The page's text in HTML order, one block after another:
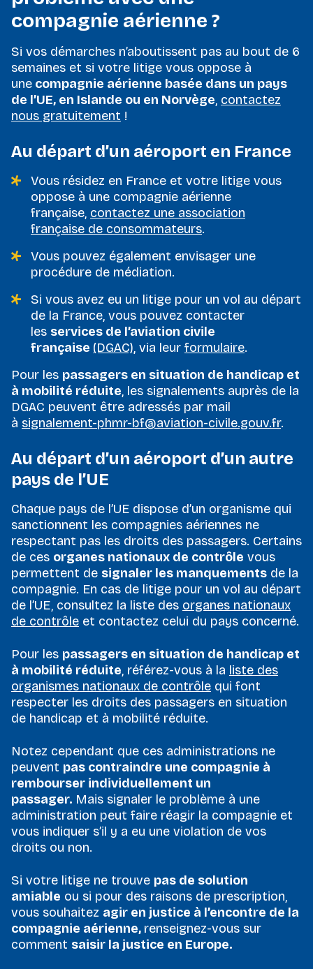
compagnie aérienne ?
Si vos démarches n’aboutissent pas au bout de 6
semaines et si votre litige vous oppose à
une compagnie aérienne basée dans un pays
de l’UE, en Islande ou en Norvège, contactez
nous gratuitement !
Au départ d’un aéroport en France
Vous résidez en France et votre litige vous
oppose à une compagnie aérienne
française, contactez une association
française de consommateurs.
Vous pouvez également envisager une
procédure de médiation.
Si vous avez eu un litige pour un vol au départ
de la France, vous pouvez contacter
les services de l’aviation civile
française (DGAC), via leur formulaire.
Pour les passagers en situation de handicap et
à mobilité réduite, les signalements auprès de la
DGAC peuvent être adressés par mail
à signalement-phmr-bf@aviation-civile.gouv.fr.
Au départ d’un aéroport d’un autre
pays de l’UE
Chaque pays de l’UE dispose d’un organisme qui
sanctionnent les compagnies aériennes ne
respectant pas les droits des passagers. Certains
de ces organes nationaux de contrôle vous
permettent de signaler les manquements de la
compagnie. En cas de litige pour un vol au départ
de l’UE, consultez la liste des organes nationaux
de contrôle et contactez celui du pays concerné.
Pour les passagers en situation de handicap et
à mobilité réduite, référez-vous à la liste des
organismes nationaux de contrôle qui font
respecter les droits des passagers en situation
de handicap et à mobilité réduite.
Notez cependant que ces administrations ne
peuvent pas contraindre une compagnie à
rembourser individuellement un
passager. Mais signaler le problème à une
administration peut faire réagir la compagnie et
vous indiquer s’il y a eu une violation de vos
droits ou non.
Si votre litige ne trouve pas de solution
amiable ou si pour des raisons de prescription,
vous souhaitez agir en justice à l’encontre de la
compagnie aérienne, renseignez-vous sur
comment saisir la justice en Europe.